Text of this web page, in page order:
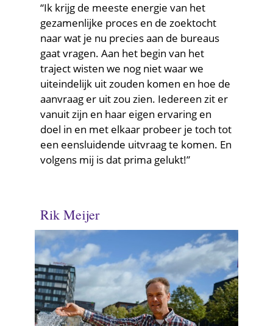
“Ik krijg de meeste energie van het
gezamenlijke proces en de zoektocht
naar wat je nu precies aan de bureaus
gaat vragen. Aan het begin van het
traject wisten we nog niet waar we
uiteindelijk uit zouden komen en hoe de
aanvraag er uit zou zien. Iedereen zit er
vanuit zijn en haar eigen ervaring en
doel in en met elkaar probeer je toch tot
een eensluidende uitvraag te komen. En
volgens mij is dat prima gelukt!”
Rik Meijer